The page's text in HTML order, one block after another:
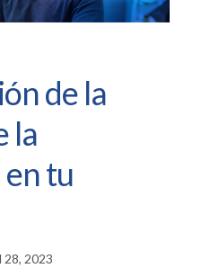
de la
la
tu
28, 2023